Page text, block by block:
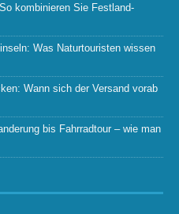
kombinieren Sie Festland-
Was Naturtouristen wissen
Wann sich der Versand vorab
bis Fahrradtour – wie man